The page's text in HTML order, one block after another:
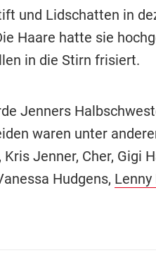
und Lidschatten in
Haare hatte sie
in die Stirn frisiert.
Jenners
waren unter
Jenner, Cher, Gigi
Hudgens,